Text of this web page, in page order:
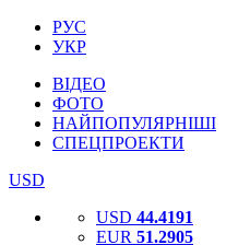
РУС
УКР
ВІДЕО
ФОТО
НАЙПОПУЛЯРНІШІ
СПЕЦПРОЕКТИ
USD
USD 44.4191
EUR 51.2905